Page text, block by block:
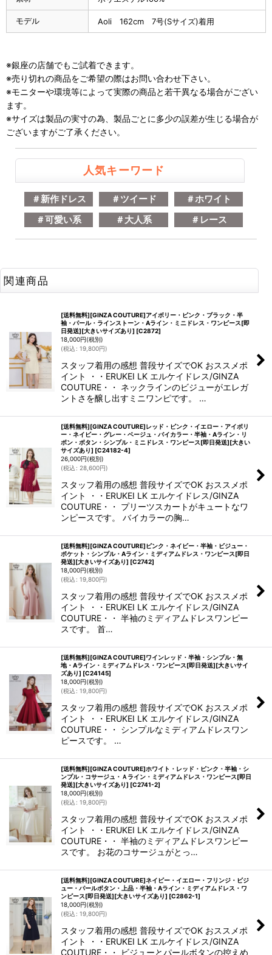
モデル Aoli 162cm 7号(Sサイズ)着用
※銀座の店舗でもご試着できます。
※売り切れの商品をご希望の際はお問い合わせ下さい。
※モニターや環境等によって実際の商品と若干異なる場合がござい
ます。
※サイズは製品の実寸の為、製品ごとに多少の誤差が生じる場合が
ございますがご了承ください。
人気キーワード
＃新作ドレス ＃ツイード
＃ホワイト
＃可愛い系
＃大人系 ＃レース
関連商品
[送料無料][GINZA COUTURE]アイボリー・ピンク・ブラック・半
袖・パール・ラインストーン・Aライン・ミニドレス・ワンピース[即
日発送][大きいサイズあり] [C2872]
18,000円(税別)
(税込 : 19,800円)
スタッフ着用の感想 普段サイズでOK おススメポ
イント ・・ERUKEI LK エルケイドレス/GINZA
COUTURE・・ ネックラインのビジューがエレガ
ントさを醸し出すミニワンピです。 …
[送料無料][GINZA COUTURE]レッド・ピンク・イエロー・アイボリ
ー・ネイビー・グレー・ベージュ・バイカラー・半袖・Aライン・リ
ボン・ボタン・シンプル・ミニドレス・ワンピース[即日発送][大きい
サイズあり] [C24182-4]
26,000円(税別)
(税込 : 28,600円)
スタッフ着用の感想 普段サイズでOK おススメポ
イント ・・ERUKEI LK エルケイドレス/GINZA
COUTURE・・ プリーツスカートがキュートなワ
ンピースです。 バイカラーの胸…
[送料無料][GINZA COUTURE]ピンク・ネイビー・半袖・ビジュー・
ポケット・シンプル・Aライン・ミディアムドレス・ワンピース[即日
発送][大きいサイズあり] [C2742]
18,000円(税別)
(税込 : 19,800円)
スタッフ着用の感想 普段サイズでOK おススメポ
イント ・・ERUKEI LK エルケイドレス/GINZA
COUTURE・・ 半袖のミディアムドレスワンピー
スです。 首…
[送料無料][GINZA COUTURE]ワインレッド・半袖・シンプル・無
地・Aライン・ミディアムドレス・ワンピース[即日発送][大きいサイ
ズあり] [C24145]
18,000円(税別)
(税込 : 19,800円)
スタッフ着用の感想 普段サイズでOK おススメポ
イント ・・ERUKEI LK エルケイドレス/GINZA
COUTURE・・ シンプルなミディアムドレスワン
ピースです。 …
[送料無料][GINZA COUTURE]ホワイト・レッド・ピンク・半袖・シ
ンプル・コサージュ・Ａライン・ミディアムドレス・ワンピース[即日
発送][大きいサイズあり] [C2741-2]
18,000円(税別)
(税込 : 19,800円)
スタッフ着用の感想 普段サイズでOK おススメポ
イント ・・ERUKEI LK エルケイドレス/GINZA
COUTURE・・ 半袖のミディアムドレスワンピー
スです。 お花のコサージュがとっ…
[送料無料][GINZA COUTURE]ネイビー・イエロー・フリンジ・ビジ
ュー・パールボタン・上品・半袖・Aライン・ミディアムドレス・ワ
ンピース[即日発送][大きいサイズあり] [C2862-1]
18,000円(税別)
(税込 : 19,800円)
スタッフ着用の感想 普段サイズでOK おススメポ
イント ・・ERUKEI LK エルケイドレス/GINZA
COUTURE・・ ビジューとパールボタンの控えめ